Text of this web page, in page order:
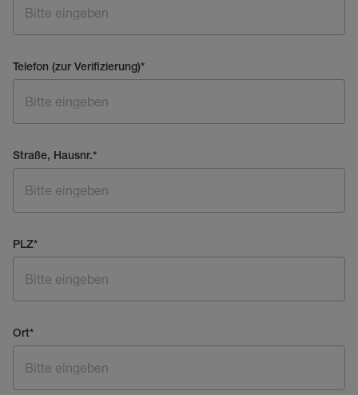
Telefon (zur Verifizierung)*
Straße, Hausnr.*
PLZ*
Ort*